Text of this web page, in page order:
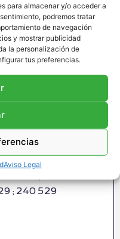
para almacenar y/o acceder a
podremos tratar
de navegación
y mostrar publicidad
la personalización de
tus preferencias.
Aviso Legal
Apropiado para
; 240 529